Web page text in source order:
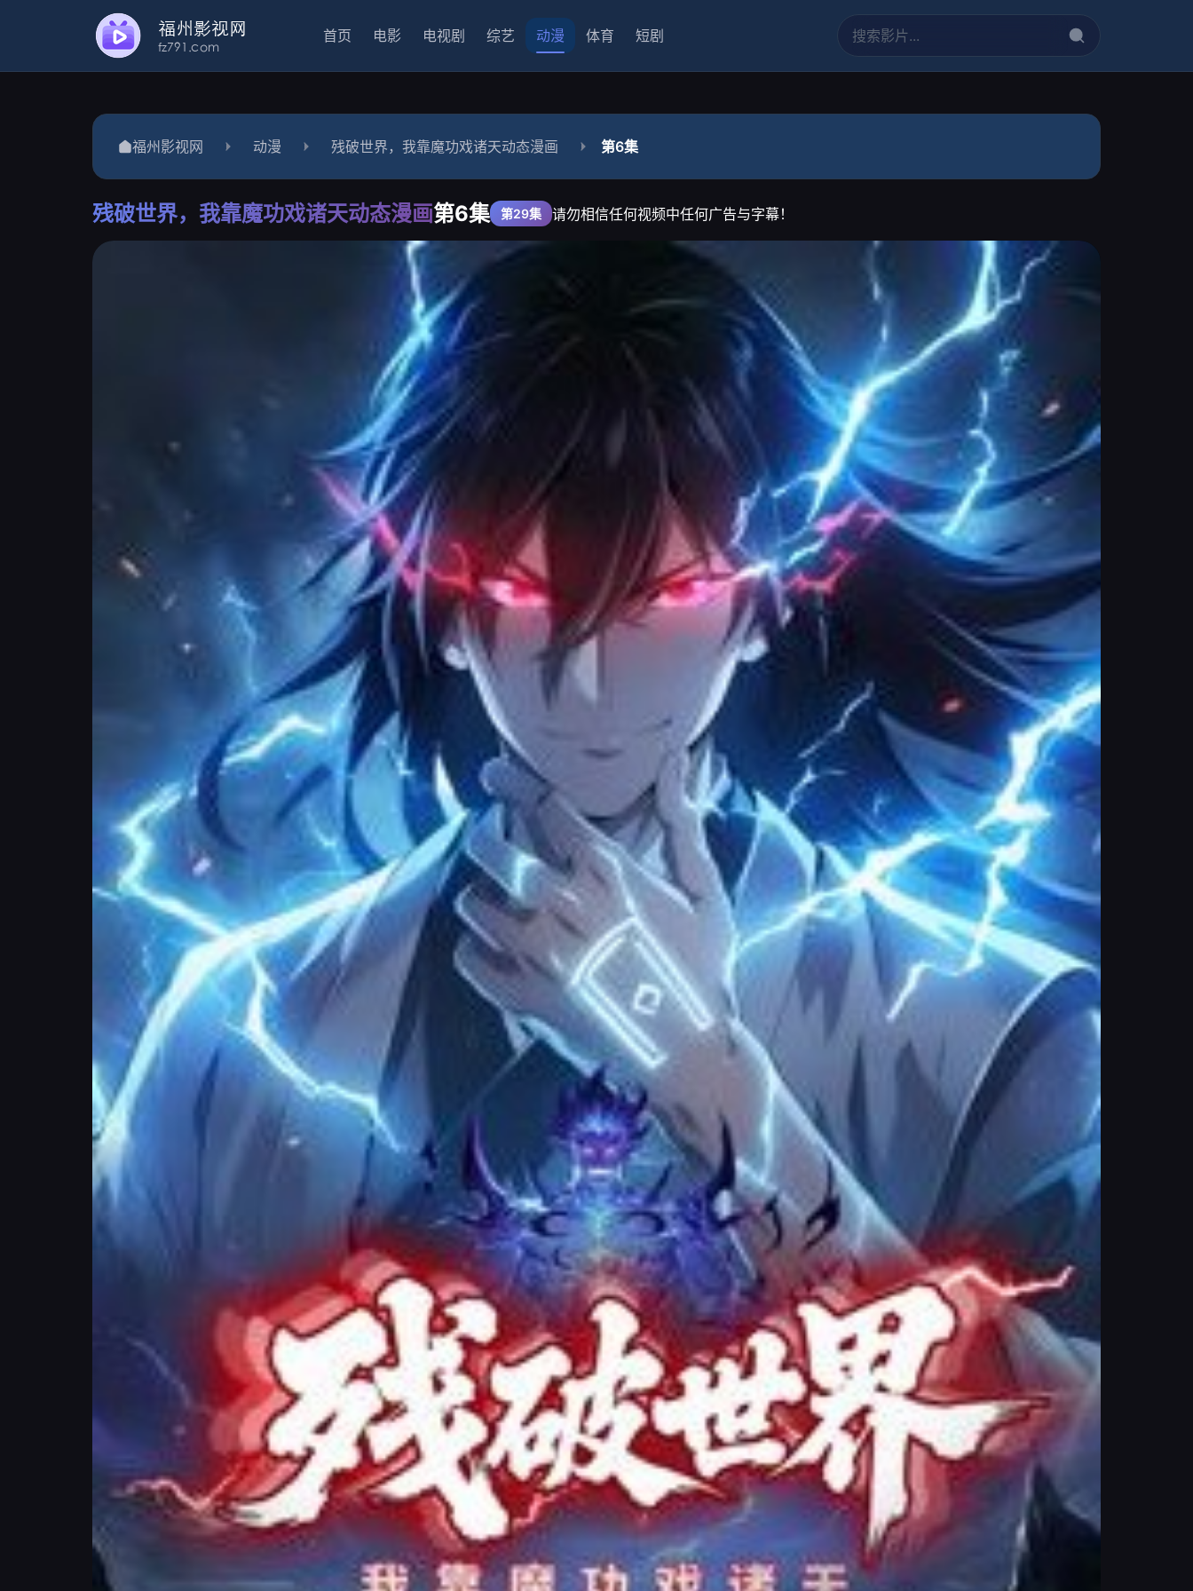
首页 电影 电视剧 综艺 动漫 体育 短剧
福州影视网 动漫 残破世界，我靠魔功戏诸天动态漫画 第6集
残破世界，我靠魔功戏诸天动态漫画第6集 第29集 请勿相信任何视频中任何广告与字幕！